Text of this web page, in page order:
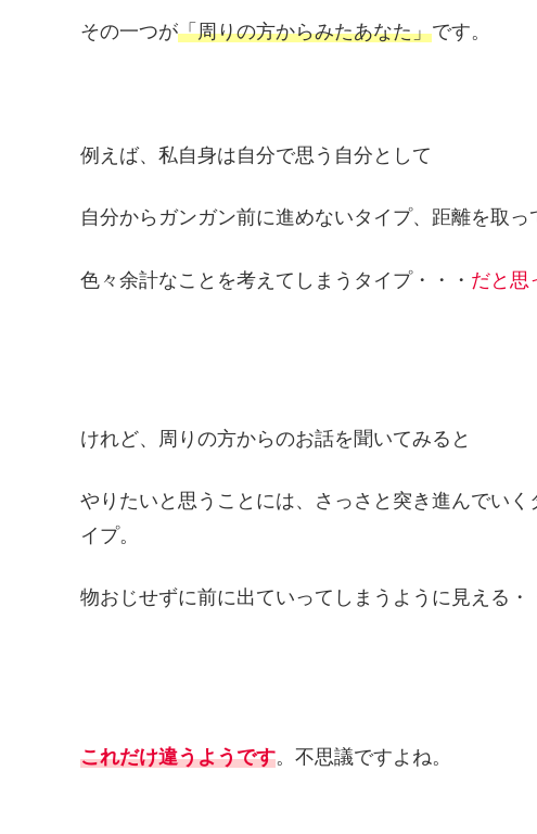
その一つが「周りの方からみたあなた」です。
例えば、私自身は自分で思う自分として
自分からガンガン前に進めないタイプ、距離を取っ
色々余計なことを考えてしまうタイプ・・・ だと思
けれど、周りの方からのお話を聞いてみると
やりたいと思うことには、さっさと突き進んでい
イプ。
物おじせずに前に出ていってしまうように見える・
これだけ違うようです。不思議ですよね。